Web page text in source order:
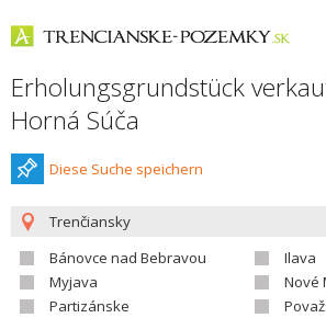
Erholungsgrundstück
Horná Súča
Diese Suche speichern
Trenčiansky
Bánovce nad Bebravou
Ilava
Myjava
Nové
Partizánske